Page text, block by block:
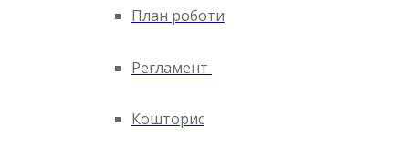
План роботи
Регламент
Кошторис